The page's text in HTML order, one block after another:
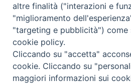
Presidenza e ufficio presidenza
Consiglio scientifico
Coordinamento nazionale
altre finalità ("interazioni e
"miglioramento
"targeting e pubblicità") come
cookie policy.
Cliccando su "accetta"
cookie. Cliccando su
maggiori informazioni sui